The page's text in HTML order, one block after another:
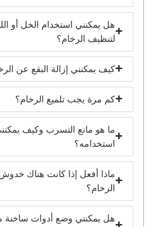
هل يمكنني استخدام الخل أو
لتنظيف الرخام؟
كيف يمكنني إزالة البقع عن
كم مرة يجب تلميع الرخام؟
ما هو مانع التسرب وكيف
استخدامه؟
ماذا أفعل إذا كانت هناك
الرخام؟
هل يمكنني وضع أدوات ساخنة